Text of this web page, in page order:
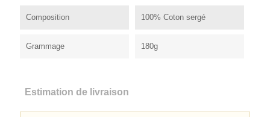
Composition 100% Coton sergé
Grammage 180g
Estimation de livraison